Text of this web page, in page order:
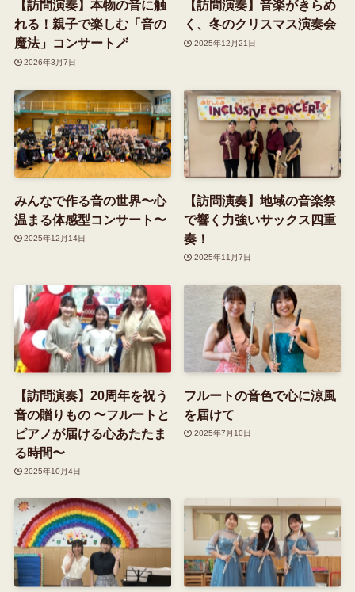
【訪問演奏】本物の音に触
れる！親子で楽しむ「音の
魔法」コンサート🪄
2026年3月7日
【訪問演奏】音楽がきらめ
く、冬のクリスマス演奏会
2025年12月21日
みんなで作る音の世界〜心
温まる体感型コンサート〜
2025年12月14日
【訪問演奏】地域の音楽祭
で響く力強いサックス四重
奏！
2025年11月7日
【訪問演奏】20周年を祝う
音の贈りもの 〜フルートと
ピアノが届ける心あたたま
る時間〜
2025年10月4日
フルートの音色で心に涼風
を届けて
2025年7月10日